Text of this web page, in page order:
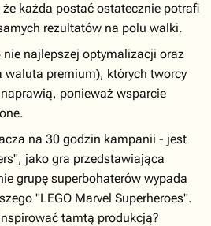
każda postać ostatecznie potrafi
rezultatów na polu walki.
nie najlepszej optymalizacji oraz
waluta premium), których tworcy
ponieważ wsparcie
na 30 godzin kampanii - jest
jako gra przedstawiająca
grupę superbohaterów wypada
"LEGO Marvel Superheroes".
tamtą produkcją?